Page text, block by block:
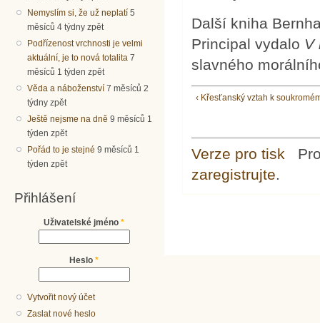
Nemyslím si, že už neplatí 5
měsíců 4 týdny zpět
Podřízenost vrchnosti je velmi
aktuální, je to nová totalita 7
měsíců 1 týden zpět
Věda a náboženství 7 měsíců 2
týdny zpět
Ještě nejsme na dně 9 měsíců 1
týden zpět
Pořád to je stejné 9 měsíců 1
týden zpět
Přihlášení
Uživatelské jméno *
Heslo *
Vytvořit nový účet
Zaslat nové heslo
Další kniha
Principal vydalo V
slavného
‹ Křesťanský vztah k
Verze pro tisk
zaregistrujte.